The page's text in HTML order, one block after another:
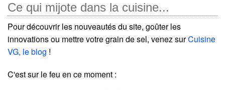
Ce qui mijote dans la cuisine...
Pour découvrir les nouveautés du site, goûter les
innovations ou mettre votre grain de sel, venez surCuisine
VG, le blog !
C'est sur le feu en ce moment :